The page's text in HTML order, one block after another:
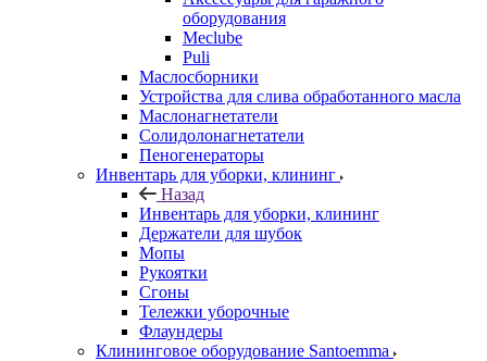
оборудования
Meclube
Puli
Маслосборники
Устройства для слива обработанного масла
Маслонагнетатели
Солидолонагнетатели
Пеногенераторы
Инвентарь для уборки, клининг
Назад
Инвентарь для уборки, клининг
Держатели для шубок
Мопы
Рукоятки
Сгоны
Тележки уборочные
Флаундеры
Клининговое оборудование Santoemma